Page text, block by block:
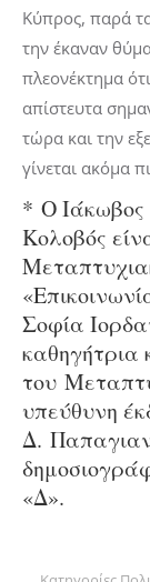
Κύπρος, παρά
την έκαναν
πλεονέκτημα
απίστευτα
τώρα και την
γίνεται ακόμα
* Ο Ιάκωβος
Κολοβός
Σοφία
καθηγήτρια
του
υπεύθυνη
Δ.
«Δ».